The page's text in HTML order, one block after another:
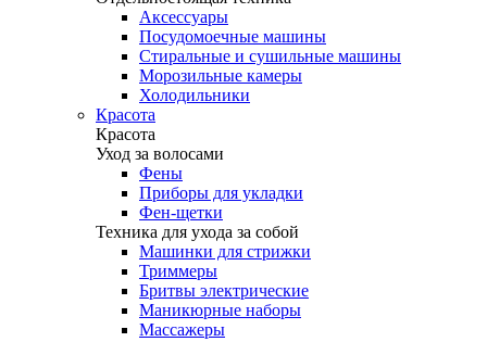
Аксессуары
Посудомоечные машины
Стиральные и сушильные машины
Морозильные камеры
Холодильники
Красота
Красота
Уход за волосами
Фены
Приборы для укладки
Фен-щетки
Техника для ухода за собой
Машинки для стрижки
Триммеры
Бритвы электрические
Маникюрные наборы
Массажеры